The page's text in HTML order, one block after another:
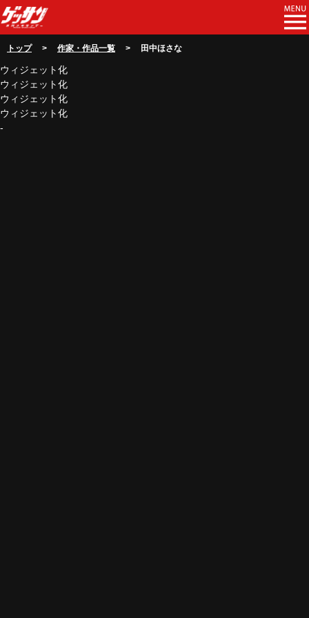
トップ> 作家・作品一覧 > 田中ほさな
ウィジェット化
ウィジェット化
ウィジェット化
ウィジェット化
-